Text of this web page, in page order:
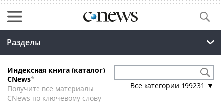
Разделы
Индексная книга (каталог)
CNews*
Получите все материалы
CNews по ключевому слову
Все категории 199231 ▼